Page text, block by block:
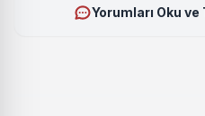
Yorumları Oku ve